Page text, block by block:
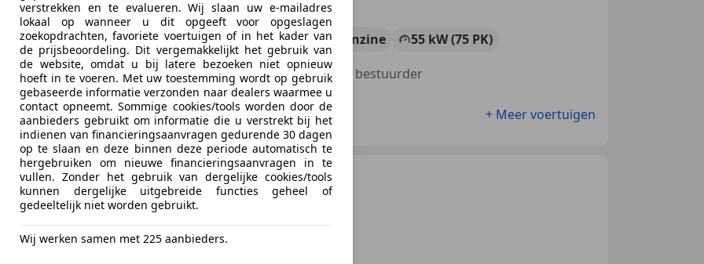
02/1999 313.065 km Benzine
55 kW (75 PK)
Sportstoelen, Startonderbreker, Lederen stuurwiel, Airbag bestuurder
Group B.V.
WIJCHEN
+ Meer voertuigen
Golf Cabriolet
€ 1.999
verstrekken en te evalueren. Wij slaan uw e-mailadres
lokaal op wanneer u dit opgeeft voor opgeslagen
zoekopdrachten, favoriete voertuigen of in het kader van
de prijsbeoordeling. Dit vergemakkelijkt het gebruik van
de website, omdat u bij latere bezoeken niet opnieuw
hoeft in te voeren. Met uw toestemming wordt op gebruik
gebaseerde informatie verzonden naar dealers waarmee u
contact opneemt. Sommige cookies/tools worden door de
aanbieders gebruikt om informatie die u verstrekt bij het
indienen van financieringsaanvragen gedurende 30 dagen
op te slaan en deze binnen deze periode automatisch te
hergebruiken om nieuwe financieringsaanvragen in te
vullen. Zonder het gebruik van dergelijke cookies/tools
kunnen dergelijke uitgebreide functies geheel of
gedeeltelijk niet worden gebruikt.
Wij werken samen met 225 aanbieders.